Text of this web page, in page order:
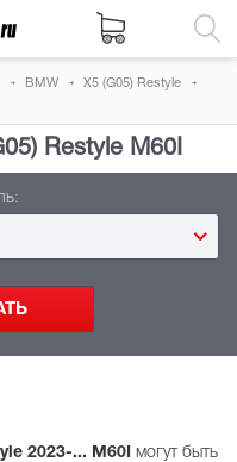
BMW
X5 (G05) Restyle
Restyle M60I
2023-... M60I
могут быть